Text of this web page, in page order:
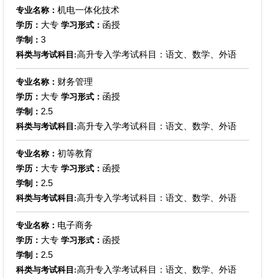
专业名称： 机电一体化技术
学历： 大专 学习形式： 函授
学制： 3
科类与考试科目:高升专入学考试科目：语文、数学、外语
专业名称： 财务管理
学历： 大专 学习形式： 函授
学制： 2.5
科类与考试科目:高升专入学考试科目：语文、数学、外语
专业名称： 初等教育
学历： 大专 学习形式： 函授
学制： 2.5
科类与考试科目:高升专入学考试科目：语文、数学、外语
专业名称： 电子商务
学历： 大专 学习形式： 函授
学制： 2.5
科类与考试科目:高升专入学考试科目：语文、数学、外语